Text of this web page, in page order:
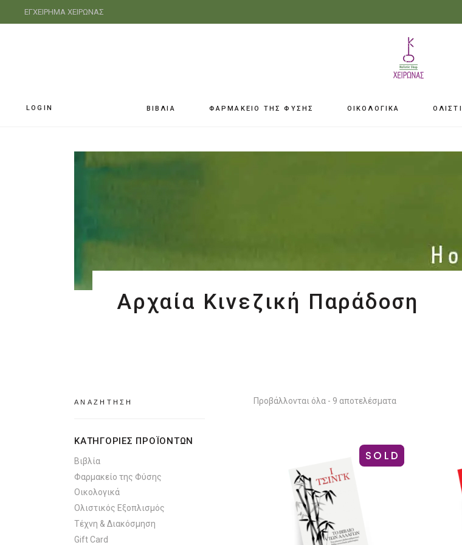
ΕΓΧΕΙΡΗΜΑ ΧΕΙΡΩΝΑΣ
LOGIN ΒΙΒΛΙΑ ΦΑΡΜΑΚΕΙΟ ΤΗΣ ΦΥΣΗΣ ΟΙΚΟΛΟΓΙΚΑ
Αρχαία Κινεζική Παράδοση
Προβάλλονται όλα - 9 αποτελέσματα
-12%
SOLD
for:
ΚΑΤΗΓΟΡΙΕΣ ΠΡΟΪΟΝΤΩΝ
Βιβλία
Φαρμακείο της Φύσης
Οικολογικά
Ολιστικός Εξοπλισμός
Τέχνη & Διακόσμηση
Gift Card